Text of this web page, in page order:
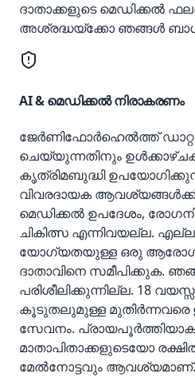
ദാതാക്കളുടെ മെഡിക്കൽ
അശ്രദ്ധയ്‌ക്കോ ഞങ്ങൾ
AI & മെഡിക്കൽ നിരാകരണം
ജേർണിഫോർഹെൽത്ത് ഡാറ്റ
ചെയ്യുന്നതിനും
കൃത്രിമബുദ്ധി
വിവരദായക
മെഡിക്കൽ ഉപദേശം,
ചികിത്സ എന്നിവയല്ല.
യോഗ്യതയുള്ള ഒരു
ദാതാവിനെ സമീപിക്കുക.
പരിശീലിക്കുന്നില്ല. 18
കൂടുതലുമുള്ള മുതിർന്നവരെ
സേവനം.
മാതാപിതാക്കളുടെയോ
മേൽനോട്ടവും ആവശ്യമാണ്.